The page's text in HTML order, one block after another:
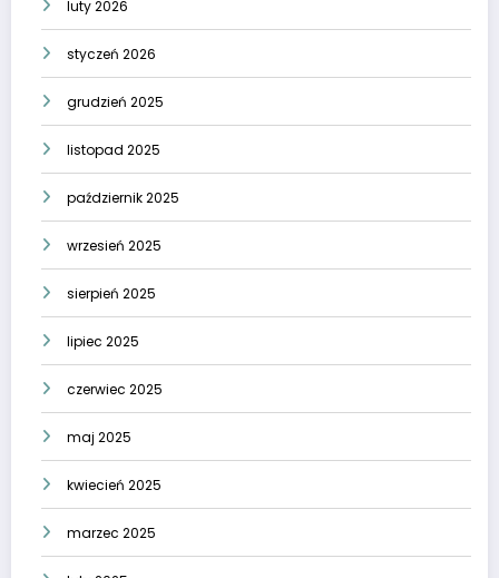
luty 2026
styczeń 2026
grudzień 2025
listopad 2025
październik 2025
wrzesień 2025
sierpień 2025
lipiec 2025
czerwiec 2025
maj 2025
kwiecień 2025
marzec 2025